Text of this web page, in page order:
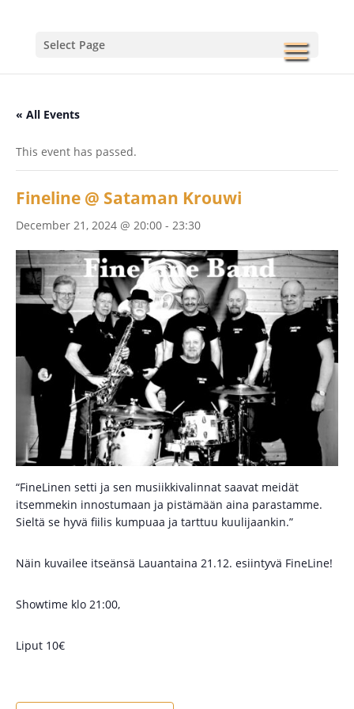
Select Page
« All Events
This event has passed.
Fineline @ Sataman Krouwi
December 21, 2024 @ 20:00 - 23:30
“FineLinen setti ja sen musiikkivalinnat saavat meidät
itsemmekin innostumaan ja pistämään aina parastamme.
Sieltä se hyvä fiilis kumpuaa ja tarttuu kuulijaankin.”
Näin kuvailee itseänsä Lauantaina 21.12. esiintyvä FineLine!
Showtime klo 21:00,
Liput 10€